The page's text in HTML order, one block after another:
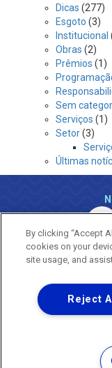
Dicas (277)
Esgoto (3)
Institucional
Obras (2)
Prêmios (1)
Sem
Serviços (1)
Setor(3)
Últimas
Termos
By clicking “Accept
cookies on your
site usage, and
Reject All